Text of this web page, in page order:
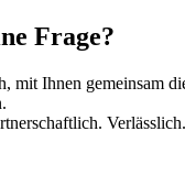
Frage?
mit Ihnen gemeinsam
Verlässlich.